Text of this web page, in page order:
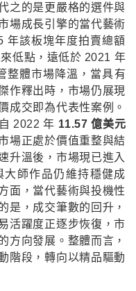
之的是更嚴格的選件與
場成長引擎的當代藝術
年該板塊年度拍賣總額
低點，遠低於 2021 年
整體市場降溫，當具有
作釋出時，市場仍展現
成交即為代表性案例。
2022 年 11.57 億美元
場正處於價值重整與結
升溫後，市場現已進入
大師作品仍維持穩健成
面，當代藝術與投機性
是，成交筆數的回升，
活躍度正逐步恢復，市
方向發展。整體而言，
階段，轉向以精品驅動